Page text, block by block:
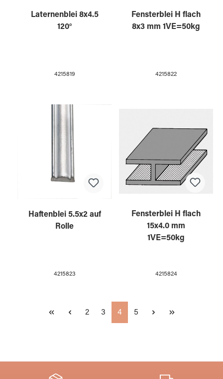
Laternenblei 8x4.5
120°
4215819
Fensterblei H flach
8x3 mm 1VE=50kg
4215822
Haftenblei 5.5x2 auf
Rolle
4215823
Fensterblei H flach
15x4.0 mm
1VE=50kg
4215824
Seite
2 Seite
3 Seite
4 Seite
5